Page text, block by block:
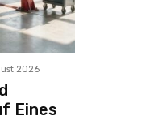
2026
Eines